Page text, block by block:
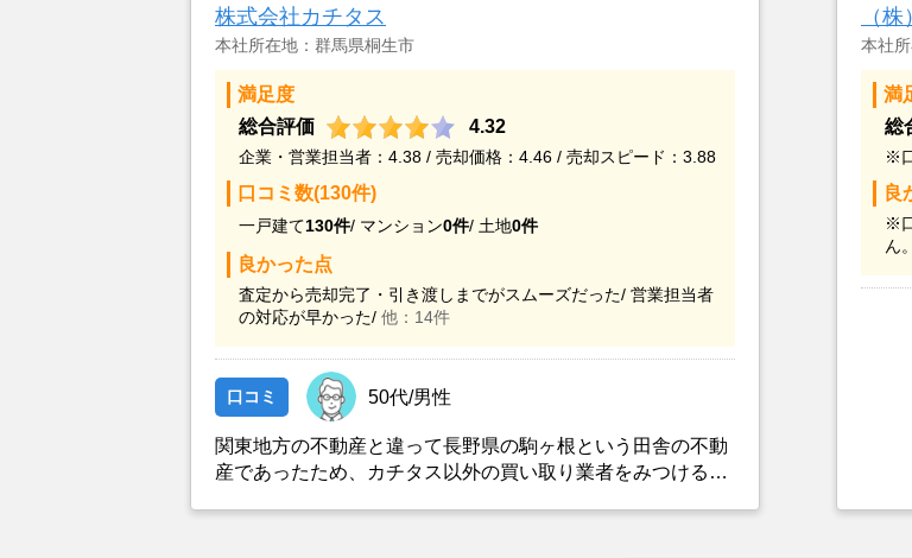
住宅さんは相当のご苦労があったと考える。建物ありきでの
地型、方角を満たした土地探しは一般的ではないと思う。
対応
株式会社カチタス
本社所在地：群馬県桐生市
満足度
総合評価
4.32
企業・営業担当者：4.38 / 売却価格：4.46 / 売却スピード：3.88
口コミ数(130件)
一戸建て130件/ マンション0件/ 土地0件
良かった点
査定から売却完了・引き渡しまでがスムーズだった/ 営業担当者
の対応が早かった/ 他：14件
口コミ 50代/男性
関東地方の不動産と違って長野県の駒ヶ根という田舎の不動
産であったため、カチタス以外の買い取り業者をみつけるこ
（
本社
満
総
※
良
※
ん。